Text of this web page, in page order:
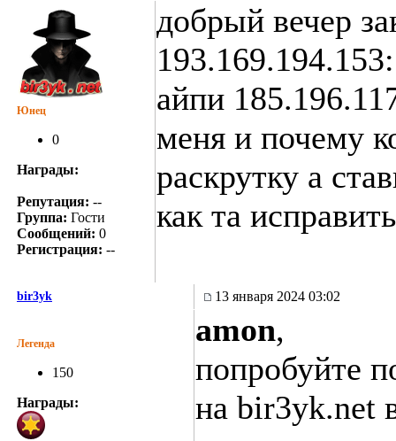
Юнец
0
Награды:
Репутация: --
Группа: Гости
Сообщений: 0
Регистрация: --
добрый вечер
айпи
меня и почему
раскрутку а
как та
bir3yk 13 января 2024 03:02
Легенда
150
Награды:
amon,
попробуйте
на bir3yk.net